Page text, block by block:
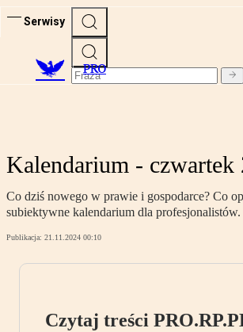
Serwisy
PRO
Kalendarium - czwartek
Co dziś nowego w prawie i gospodarce? Co
subiektywne kalendarium dla profesjonalistów.
Publikacja: 21.11.2024 00:10
Czytaj treści